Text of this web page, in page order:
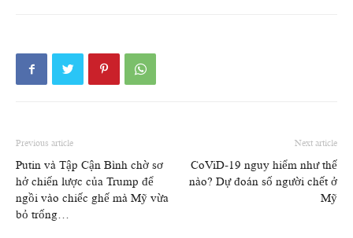
Previous article
Putin và Tập Cận Bình chờ sơ
hở chiến lược của Trump để
ngồi vào chiếc ghế mà Mỹ vừa
bỏ trống…
Next article
CoViD-19 nguy hiểm như thế
nào? Dự đoán số người chết ở
Mỹ